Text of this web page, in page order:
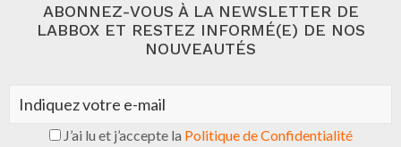
ABONNEZ-VOUS À LA NEWSLETTER DE
LABBOX ET RESTEZ INFORMÉ(E) DE NOS
NOUVEAUTÉS
J’ai lu et j’accepte la Politique de Confidentialité